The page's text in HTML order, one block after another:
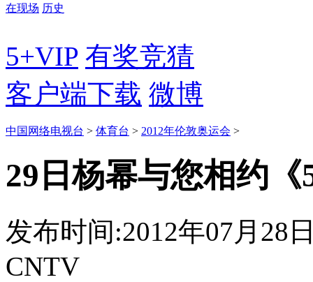
在现场 历史
5+VIP 有奖竞猜
客户端下载 微博
中国网络电视台 > 体育台 > 2012年伦敦奥运会 >
29日杨幂与您相约
发布时间:2012年07月28
CNTV